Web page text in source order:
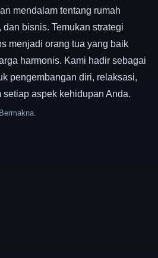
mendalam tentang rumah
bisnis. Temukan strategi
menjadi orang tua yang baik
harmonis. Kami hadir sebagai
pengembangan diri, relaksasi,
aspek kehidupan Anda.